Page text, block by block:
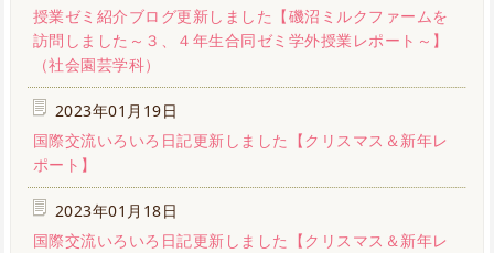
授業ゼミ紹介ブログ更新しました【磯沼ミルクファームを
訪問しました～３、４年生合同ゼミ学外授業レポート～】
（社会園芸学科）
2023年01月19日
国際交流いろいろ日記更新しました【クリスマス＆新年レ
ポート】
2023年01月18日
国際交流いろいろ日記更新しました【クリスマス＆新年レ